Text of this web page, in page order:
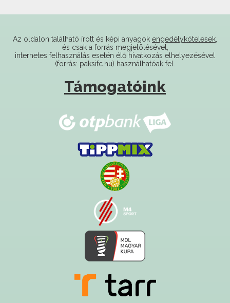
Az oldalon található írott és képi anyagok engedélykötelesek
és csak a forrás megjelölésével,
internetes felhasználás esetén élő hivatkozás elhelyezésével
(forrás: paksifc.hu) használhatóak fel.
Támogatóink